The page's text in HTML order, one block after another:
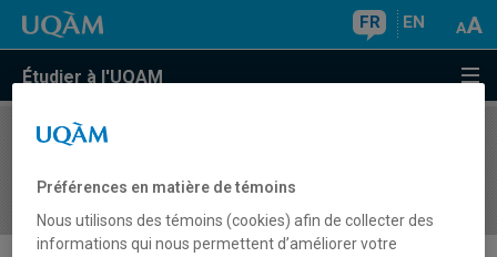
FR EN
Étudier à l'UQAM
COURS//
et en restauration
Préférences en matière de témoins
Nous utilisons des témoins (cookies) afin de collecter des
informations qui nous permettent d’améliorer votre